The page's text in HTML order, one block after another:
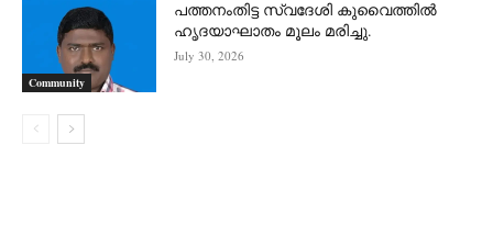
Community
പത്തനംതിട്ട സ്വദേശി കുവൈത്തിൽ
ഹൃദയാഘാതം മൂലം മരിച്ചു.
July 30, 2026